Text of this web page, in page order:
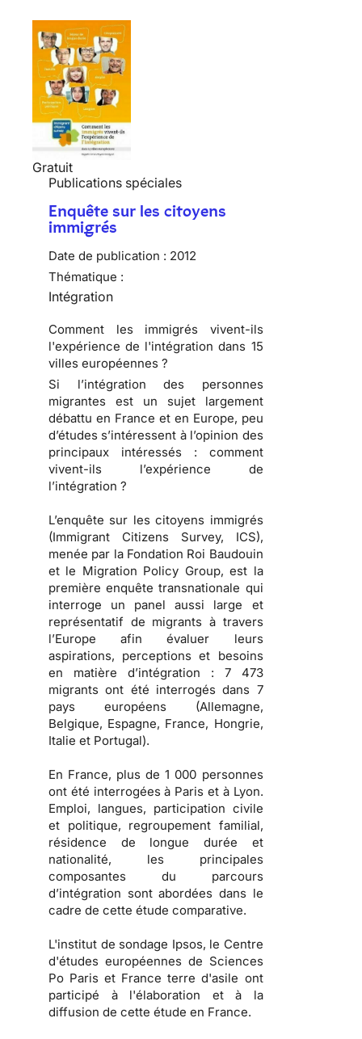
Gratuit
Publications spéciales
Enquête sur les citoyens
immigrés
Date de publication : 2012
Thématique :
Intégration
Comment les immigrés vivent-ils
l'expérience de l'intégration dans 15
villes européennes ?
Si l’intégration des personnes
migrantes est un sujet largement
débattu en France et en Europe, peu
d’études s’intéressent à l’opinion des
principaux intéressés : comment
vivent-ils l’expérience de
l’intégration ?
L’enquête sur les citoyens immigrés
(Immigrant Citizens Survey, ICS),
menée par la Fondation Roi Baudouin
et le Migration Policy Group, est la
première enquête transnationale qui
interroge un panel aussi large et
représentatif de migrants à travers
l’Europe afin évaluer leurs
aspirations, perceptions et besoins
en matière d’intégration : 7 473
migrants ont été interrogés dans 7
pays européens (Allemagne,
Belgique, Espagne, France, Hongrie,
Italie et Portugal).
En France, plus de 1 000 personnes
ont été interrogées à Paris et à Lyon.
Emploi, langues, participation civile
et politique, regroupement familial,
résidence de longue durée et
nationalité, les principales
composantes du parcours
d’intégration sont abordées dans le
cadre de cette étude comparative.
L'institut de sondage Ipsos, le Centre
d'études européennes de Sciences
Po Paris et France terre d'asile ont
participé à l'élaboration et à la
diffusion de cette étude en France.